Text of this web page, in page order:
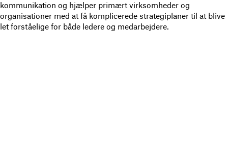
kommunikation og hjælper primært virksomheder og
organisationer med at få komplicerede strategiplaner til at blive
let forståelige for både ledere og medarbejdere.